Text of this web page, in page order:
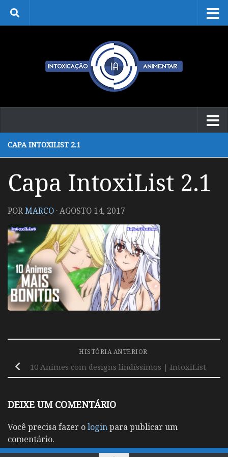
Skip to content
CAPA INTOXILIST 2.1
Capa IntoxiList 2.1
PORMARCO ·AGOSTO 14, 2017
HISTÓRIA ANTERIOR
10 Animes com designs lindíssimos | IntoxiList
DEIXE UM COMENTÁRIO
Você precisa fazer ologinpara publicar um
comentário.